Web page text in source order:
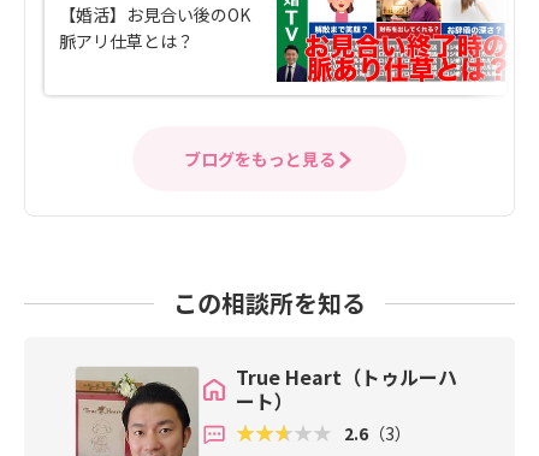
【婚活】お見合い後のOK
脈アリ仕草とは？
ブログをもっと見る
この相談所を知る
True Heart（トゥルーハ
ート）
2.6 （3）